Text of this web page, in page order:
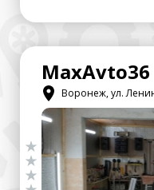
MaxAvto36
Воронеж, ул.